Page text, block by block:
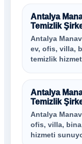
Antalya
Temizlik
Antalya
ev, ofis, villa,
temizlik
Antalya
Temizlik
Antalya
ofis, villa,
hizmeti